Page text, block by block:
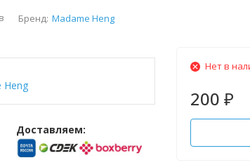
Бренд: Madame Heng
Heng
Доставляем:
Нет в
200 ₽